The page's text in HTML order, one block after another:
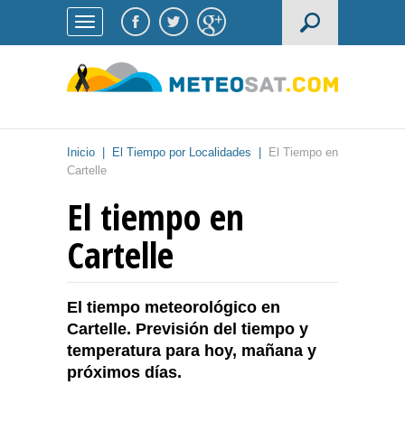
Inicio El Tiempo por Localidades
El Tiempo en
Cartelle
El tiempo en
Cartelle
El tiempo meteorológico en
Cartelle. Previsión del tiempo y
temperatura para hoy, mañana y
próximos días.